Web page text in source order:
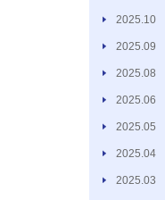
2025.10
2025.09
2025.08
2025.06
2025.05
2025.04
2025.03